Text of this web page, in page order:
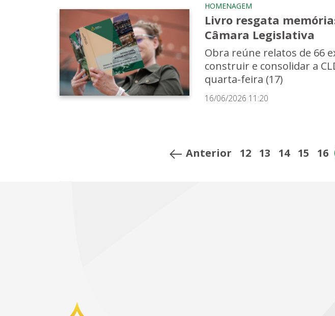
HOMENAGEM
Livro resgata
Câmara Legislativa
Obra reúne relatos de 66
construir e consolidar a
quarta-feira (17)
16/06/2026 11:20
Anterior 12 13 14 15 16